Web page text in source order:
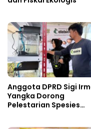
Anggota DPRD Sigi
Yangka Dorong
Pelestarian Spesies